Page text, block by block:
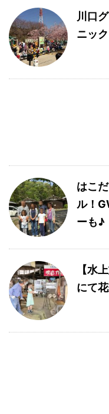
川口
ニッ
はこ
ル！
ーも♪
【水
にて